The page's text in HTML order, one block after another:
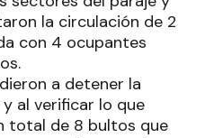
la circulación de 2
con 4 ocupantes
a detener la
al verificar lo que
total de 8 bultos que